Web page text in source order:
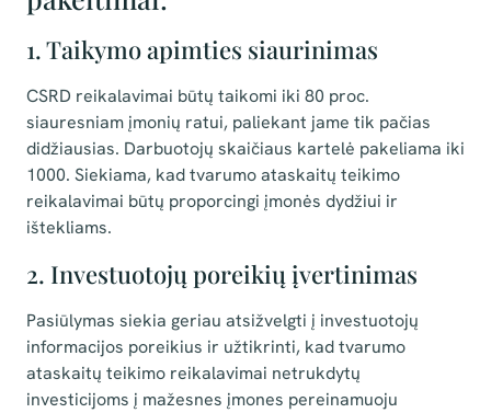
1. Taikymo apimties siaurinimas
CSRD reikalavimai būtų taikomi iki 80 proc.
siauresniam įmonių ratui, paliekant jame tik pačias
didžiausias. Darbuotojų skaičiaus kartelė pakeliama iki
1000. Siekiama, kad tvarumo ataskaitų teikimo
reikalavimai būtų proporcingi įmonės dydžiui ir
ištekliams.
2. Investuotojų poreikių įvertinimas
Pasiūlymas siekia geriau atsižvelgti į investuotojų
informacijos poreikius ir užtikrinti, kad tvarumo
ataskaitų teikimo reikalavimai netrukdytų
investicijoms į mažesnes įmones pereinamuoju